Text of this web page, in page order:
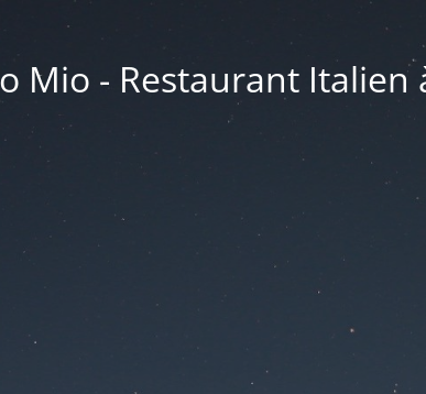
Mio - Restaurant Italien